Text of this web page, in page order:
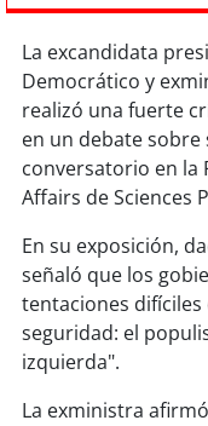
soyantofagasta
soy copiapó
soyvalparaíso
soyquillota
soysanantonio
soychillán
soysancarlos
La excandidata
Democrático y
realizó una fuerte
en un debate
conversatorio en la
Affairs de Sciences
En su exposición,
señaló que los
tentaciones
seguridad: el
izquierda".
La exministra